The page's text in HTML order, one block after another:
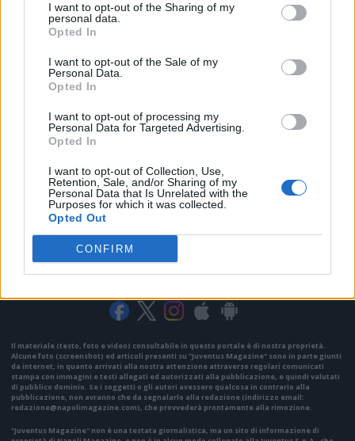
I want to opt-out of the Sharing of my
personal data.
Opted In
I want to opt-out of the Sale of my
Personal Data.
Opted In
I want to opt-out of processing my
Personal Data for Targeted Advertising.
Opted In
I want to opt-out of Collection, Use,
Retention, Sale, and/or Sharing of my
Personal Data that Is Unrelated with the
Purposes for which it was collected.
Opted Out
CONFIRM
VAI ALLA VERSIONE CLASSICA
Il materiale (testo, foto e video) consultabile in questo portale è di nostra proprietà.
Alcune foto (screenshot) ed articoli presenti su "Juventus Magazine" sono in parte giunti
da internet, in quanto arrivati alla nostra attenzione attraverso regolari comunicati
stampa con immagini e testi allegati ed autorizzati alla pubblicazione, e quindi valutati
di pubblico dominio. Se i soggetti o gli autori avessero qualcosa in contrario alla
pubblicazione, non avranno che da segnalarlo alla redazione (indirizzo email:
redazione@napolimagazine.com), che provvederà prontamente alla rimozione.
"Juventus Magazine" non è una testata giornalistica, ma un sito di informazione di